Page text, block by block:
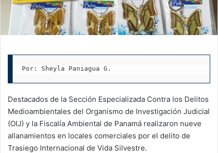
Por: Sheyla Paniagua G.
Destacados de la Sección Especializada Contra los Delitos
Medioambientales del Organismo de Investigación Judicial
(OIJ) y la Fiscalía Ambiental de Panamá realizaron nueve
allanamientos en locales comerciales por el delito de
Trasiego Internacional de Vida Silvestre.